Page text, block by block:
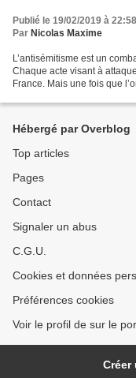
Publié le 19/02/2019 à 22:58
Par Nicolas Maxime
L’antisémitisme est un
Chaque acte visant à
France. Mais une fois que
Hébergé par Overblog
Top articles
Pages
Contact
Signaler un abus
C.G.U.
Cookies et données
Préférences cookies
Voir le profil de sur le
Créer